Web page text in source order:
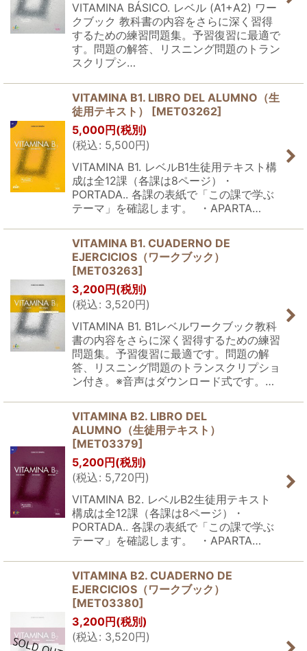
VITAMINA BÁSICO. レベル (A1+A2) ワー
クブック 教科書の内容をさらに深く習得
するための練習問題集。予習復習に最適で
す。問題の解答、リスニング問題のトラン
スクリプシ…
VITAMINA B1. LIBRO DEL ALUMNO（生
徒用テキスト）
[MET03262]
5,000円 (税別)
(税込: 5,500円)
VITAMINA B1. レベルB1生徒用テキスト構
成は全12課（各課は8ページ）・
PORTADA.. 各課の表紙で「この課で学ぶ
テーマ」を確認します。 ・APARTA…
VITAMINA B1. CUADERNO DE
EJERCICIOS（ワークブック）
[MET03263]
3,200円 (税別)
(税込: 3,520円)
VITAMINA B1. B1レベルワークブック教科
書の内容をさらに深く習得するための練習
問題集。予習復習に最適です。問題の解
答、リスニング問題のトランスクリプショ
ン付き。※音声はダウンロード式です。…
VITAMINA B2. LIBRO DEL
ALUMNO（生徒用テキスト）
[MET03379]
5,200円 (税別)
(税込: 5,720円)
VITAMINA B2. レベルB2生徒用テキスト
構成は全12課（各課は8ページ）・
PORTADA.. 各課の表紙で「この課で学ぶ
テーマ」を確認します。 ・APARTA…
VITAMINA B2. CUADERNO DE
EJERCICIOS（ワークブック）
[MET03380]
3,200円 (税別)
(税込: 3,520円)